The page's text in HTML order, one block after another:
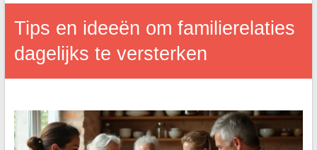
Tips en ideeën om familierelaties
dagelijks te versterken